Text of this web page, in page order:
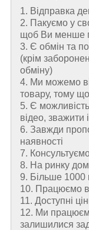
1. Відправка
2. Пакуємо у
щоб Ви менше
3. Є обмін та
(крім
обміну)
4. Ми можемо
товару, тому
5. Є
відео, зважити
6. Завжди
наявності
7.
8. На ринку
9. Більше 1000
10. Працюємо в
11. Доступні
12. Ми
залишилися